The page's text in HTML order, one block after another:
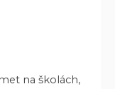
na školách,